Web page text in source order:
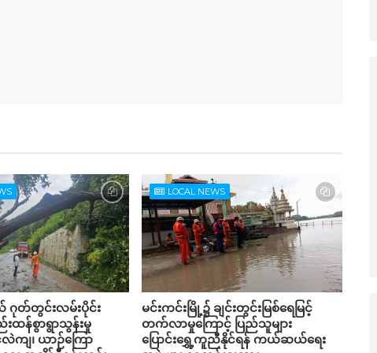
ဂုတ်တွင်းလမ်းပိုင်း
ထန်စွာရွာသွန်းမှု
ကျ၊ ယာဉ်ကြော
LOCAL NEWS
မင်းကင်းမြို့၌ ချင်းတွင်းမြစ်ရေမြင့်
တက်လာမှုကြောင့် ပြည်သူများ
ပြောင်းရွှေ့ကူညီနိုင်ရန် ကယ်ဆယ်ရေး